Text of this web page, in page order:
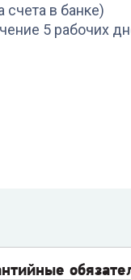
счета в банке)
5 рабочих